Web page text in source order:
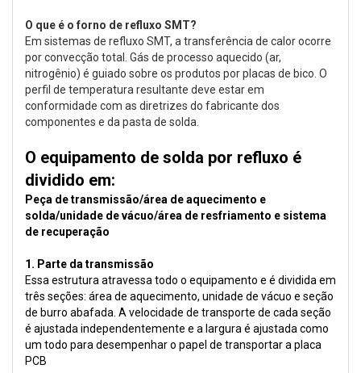
O que é o forno de refluxo SMT?
Em sistemas de refluxo SMT, a transferência de calor ocorre
por convecção total. Gás de processo aquecido (ar,
nitrogênio) é guiado sobre os produtos por placas de bico. O
perfil de temperatura resultante deve estar em
conformidade com as diretrizes do fabricante dos
componentes e da pasta de solda.
O equipamento de solda por refluxo é
dividido em:
Peça de transmissão/área de aquecimento e
solda/unidade de vácuo/área de resfriamento e sistema
de recuperação
1. Parte da transmissão
Essa estrutura atravessa todo o equipamento e é dividida em
três seções: área de aquecimento, unidade de vácuo e seção
de burro abafada. A velocidade de transporte de cada seção
é ajustada independentemente e a largura é ajustada como
um todo para desempenhar o papel de transportar a placa
PCB